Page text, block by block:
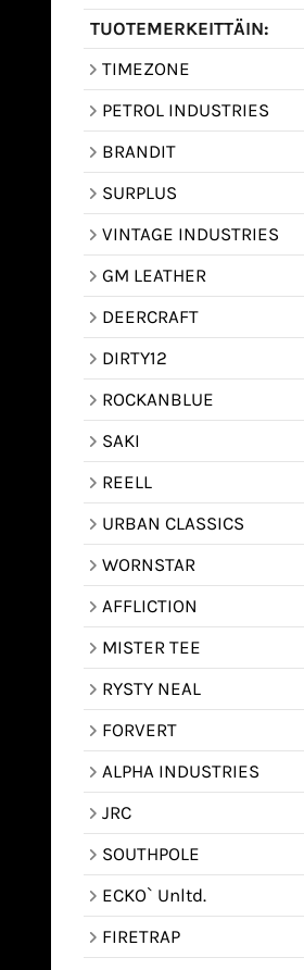
TUOTEMERKEITTÄIN:
TIMEZONE
PETROL INDUSTRIES
BRANDIT
SURPLUS
VINTAGE INDUSTRIES
GM LEATHER
DEERCRAFT
DIRTY12
ROCKANBLUE
SAKI
REELL
URBAN CLASSICS
WORNSTAR
AFFLICTION
MISTER TEE
RYSTY NEAL
FORVERT
ALPHA INDUSTRIES
JRC
SOUTHPOLE
ECKO` Unltd.
FIRETRAP